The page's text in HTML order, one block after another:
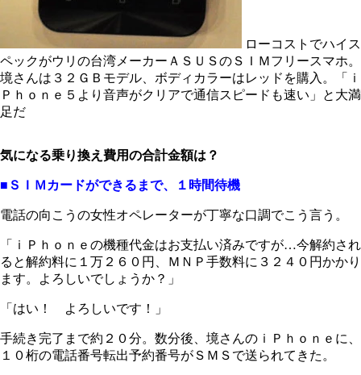
ローコストでハイス
ペックがウリの台湾メーカーＡＳＵＳのＳＩＭフリースマホ。
境さんは３２ＧＢモデル、ボディカラーはレッドを購入。「ｉ
Ｐｈｏｎｅ５より音声がクリアで通信スピードも速い」と大満
足だ
気になる乗り換え費用の合計金額は？
■ＳＩＭカードができるまで、１時間待機
電話の向こうの女性オペレーターが丁寧な口調でこう言う。
「ｉＰｈｏｎｅの機種代金はお支払い済みですが…今解約され
ると解約料に１万２６０円、ＭＮＰ手数料に３２４０円かかり
ます。よろしいでしょうか？」
「はい！ よろしいです！」
手続き完了まで約２０分。数分後、境さんのｉＰｈｏｎｅに、
１０桁の電話番号転出予約番号がＳＭＳで送られてきた。